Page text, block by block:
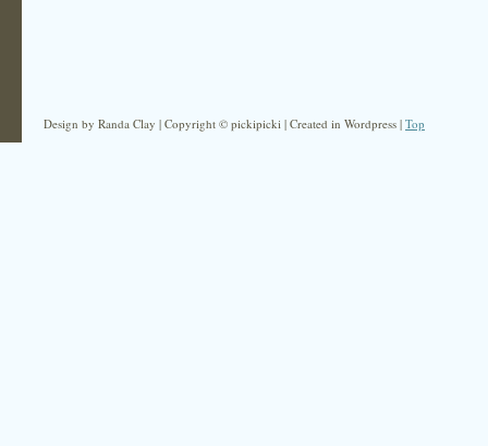
Design by Randa Clay | Copyright © pickipicki | Created in Wordpress | Top